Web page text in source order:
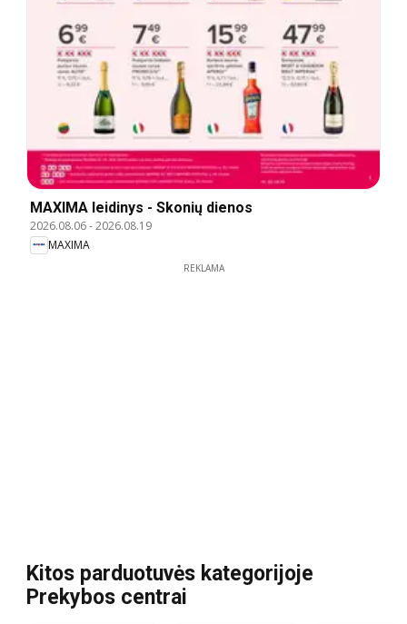
MAXIMA leidinys - Skonių dienos
2026.08.06-2026.08.19
MAXIMA
REKLAMA
Kitos parduotuvės kategorijoje
Prekybos centrai